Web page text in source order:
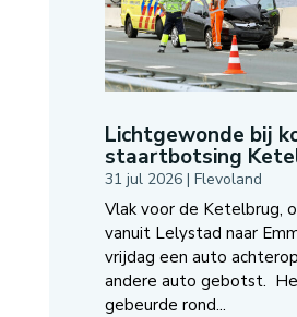
Lichtgewonde bij
staartbotsing
31 jul 2026| Flevoland
Vlak voor de Ketelbrug,
vanuit Lelystad naar
vrijdag een auto
andere auto gebotst.
gebeurde rond...